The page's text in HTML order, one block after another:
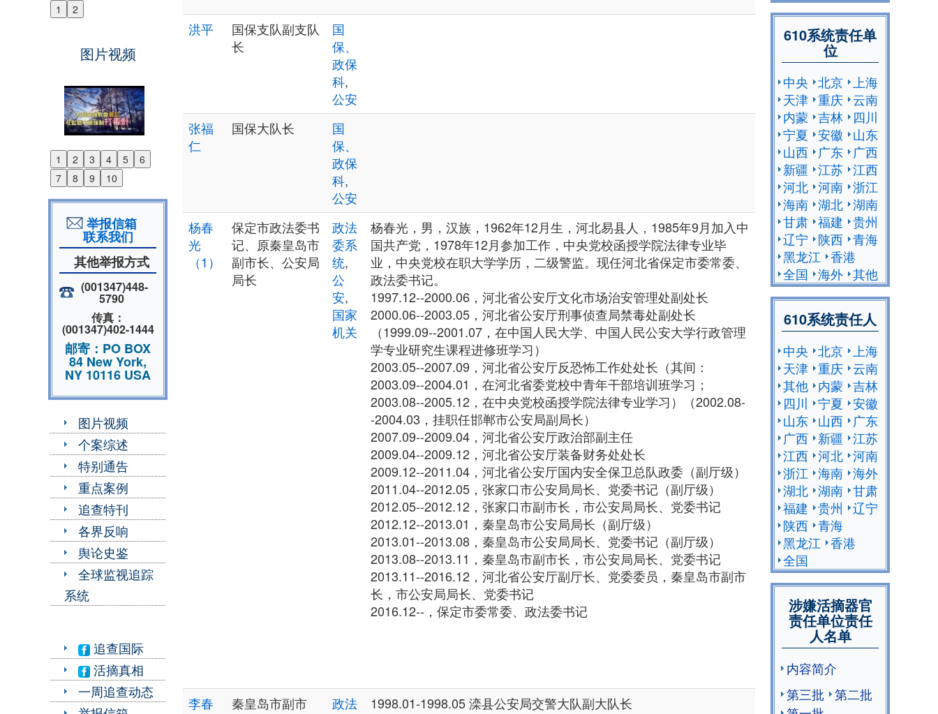
1 2
Previous
图片视频
1 2 3 4 5
6
7
8 9 10
Previous
Next
举报信箱
联系我们
其他举报方式
(001347)448-
5790
传真：
(001347)402-1444
邮寄：PO BOX
84 New York,
NY 10116 USA
图片视频
个案综述
特别通告
重点案例
追查特刊
各界反响
舆论史鉴
全球监视追踪
系统
追查国际
活摘真相
一周追查动态
洪平
国保支队副支队
长
国
保、
政保
科,
公安
张福
仁
国保大队长
国
保、
政保
科,
公安
杨春
光
（1）
保定市政法委书
记、原秦皇岛市
副市长、公安局
局长
政法
委系
统,
公
安,
国家
机关
杨春光，男，汉族，1962年12月生，河北易县人，1985年9月加入中
国共产党，1978年12月参加工作，中央党校函授学院法律专业毕
业，中央党校在职大学学历，二级警监。现任河北省保定市委常委、
政法委书记。
1997.12--2000.06，河北省公安厅文化市场治安管理处副处长
2000.06--2003.05，河北省公安厅刑事侦查局禁毒处副处长
（1999.09--2001.07，在中国人民大学、中国人民公安大学行政管理
学专业研究生课程进修班学习）
2003.05--2007.09，河北省公安厅反恐怖工作处处长（其间：
2003.09--2004.01，在河北省委党校中青年干部培训班学习；
2003.08--2005.12，在中央党校函授学院法律专业学习）（2002.08-
-2004.03，挂职任邯郸市公安局副局长）
2007.09--2009.04，河北省公安厅政治部副主任
2009.04--2009.12，河北省公安厅装备财务处处长
2009.12--2011.04，河北省公安厅国内安全保卫总队政委（副厅级）
2011.04--2012.05，张家口市公安局局长、党委书记（副厅级）
2012.05--2012.12，张家口市副市长，市公安局局长、党委书记
2012.12--2013.01，秦皇岛市公安局局长（副厅级）
2013.01--2013.08，秦皇岛市公安局局长、党委书记（副厅级）
2013.08--2013.11，秦皇岛市副市长，市公安局局长、党委书记
2013.11--2016.12，河北省公安厅副厅长、党委委员，秦皇岛市副市
长，市公安局局长、党委书记
2016.12--，保定市委常委、政法委书记
李春
秦皇岛市副市
政法
1998.01-1998.05 滦县公安局交警大队副大队长
610系统责任单
位
中央 北京
上海
天津 重庆 云南
内蒙 吉林
四川
宁夏 安徽
山东
山西
广东
广西
新疆 江苏 江西
河北 河南 浙江
海南 湖北 湖南
甘肃 福建 贵州
辽宁
陕西 青海
黑龙江 香港
全国 海外 其他
610系统责任人
中央 北京
上海
天津 重庆 云南
其他 内蒙 吉林
四川
宁夏 安徽
山东 山西
广东
广西 新疆 江苏
江西 河北 河南
浙江 海南 海外
湖北 湖南 甘肃
福建 贵州
辽宁
陕西 青海
黑龙江 香港
全国
涉嫌活摘器官
责任单位责任
人名单
内容简介
第三批
第二批